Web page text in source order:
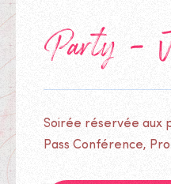
Party -
Soirée réservée aux
Pass Conférence, Pro